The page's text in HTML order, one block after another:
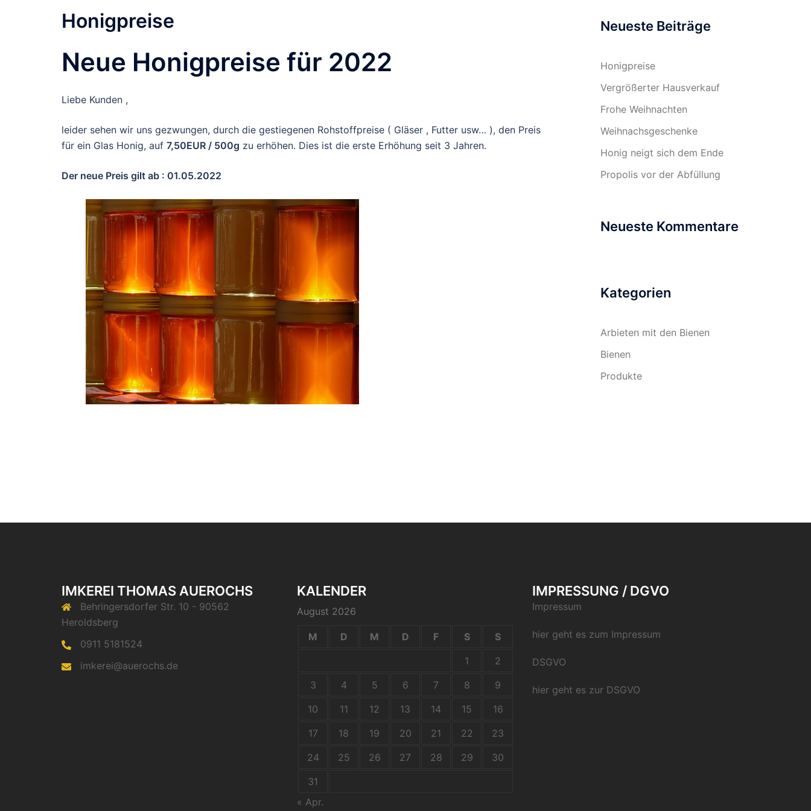
Honigpreise
Neue Honigpreise für 2022
Liebe Kunden ,
leider sehen wir uns gezwungen, durch die gestiegenen Rohstoffpreise ( Gläser , Futter usw… ), den Preis
für ein Glas Honig, auf 7,50EUR / 500g zu erhöhen. Dies ist die erste Erhöhung seit 3 Jahren.
Der neue Preis gilt ab : 01.05.2022
Neueste Beiträge
Honigpreise
Vergrößerter Hausverkauf
Frohe Weihnachten
Weihnachsgeschenke
Honig neigt sich dem Ende
Propolis vor der Abfüllung
Neueste Kommentare
Kategorien
Arbieten mit den Bienen
Bienen
Produkte
IMKEREI THOMAS AUEROCHS
Behringersdorfer Str. 10 - 90562
Heroldsberg
0911 5181524
imkerei@auerochs.de
KALENDER
August 2026
M D M D F S
S
1
2
3
4 5 6 7 8
9
10
11 12 13 14 15
16
17
18 19 20 21 22
23
24
25 26 27 28 29
30
31
« Apr.
IMPRESSUNG / DGVO
Impressum
hier geht es zum Impressum
DSGVO
hier geht es zur DSGVO